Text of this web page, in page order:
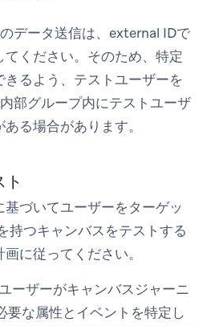
データ送信は、external IDで
ください。そのため、特定
るよう、テストユーザーを
部グループ内にテストユーザ
る場合があります。
づいてユーザーをターゲッ
持つキャンバスをテストする
に従ってください。
ーザーがキャンバスジャーニ
要な属性とイベントを特定し